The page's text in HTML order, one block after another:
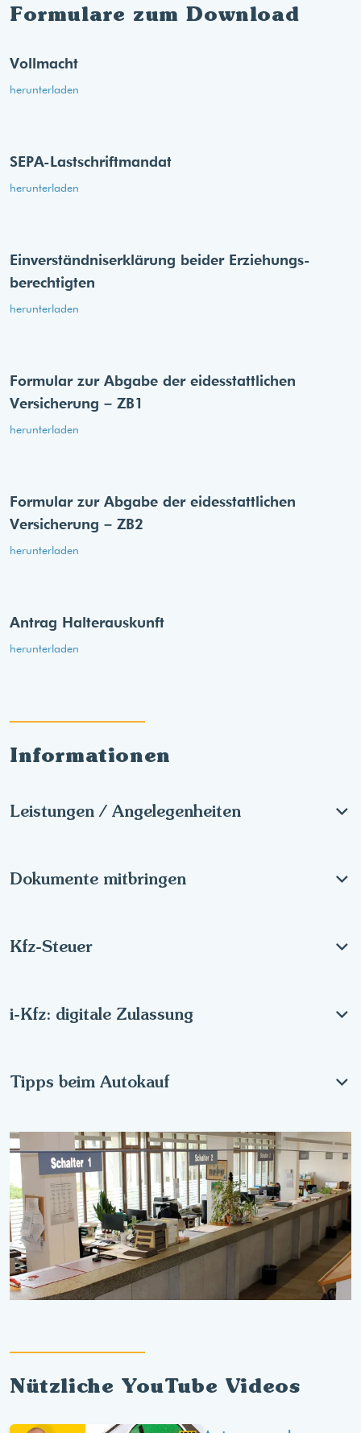
Informationen
Leistungen / Angelegenheiten
Dokumente mitbringen
Kfz-Steuer
i-Kfz: digitale Zulassung
Tipps beim Autokauf
Formulare zum Download
Vollmacht
herunterladen
SEPA-Lastschriftmandat
herunterladen
Einverständnis­erklärung beider Erziehungs­
berechtigten
herunterladen
Formular zur Abgabe der eides­stattlichen
Versicherung – ZB1
herunterladen
Formular zur Abgabe der eides­stattlichen
Versicherung – ZB2
herunterladen
Antrag Halterauskunft
herunterladen
Nützliche YouTube Videos